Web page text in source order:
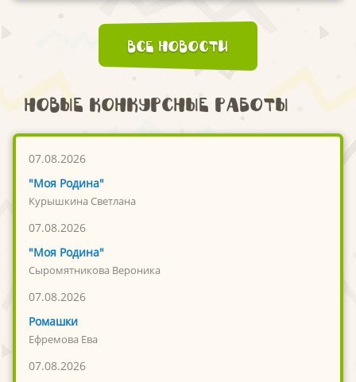
Все новости
Новые конкурсные работы
07.08.2026
"Моя Родина"
Курышкина Светлана
07.08.2026
"Моя Родина"
Сыромятникова Вероника
07.08.2026
Ромашки
Ефремова Ева
07.08.2026